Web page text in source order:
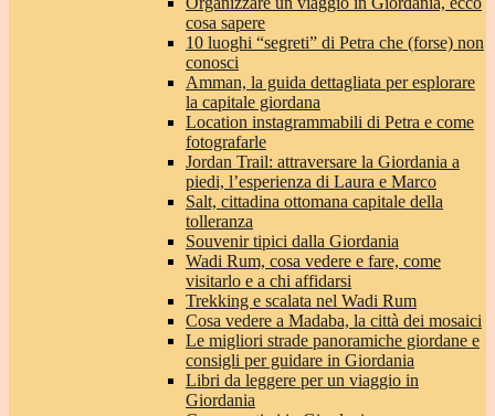
cosa sapere
10 luoghi “segreti” di Petra che (forse) non
conosci
Amman, la guida dettagliata per esplorare
la capitale giordana
Location instagrammabili di Petra e come
fotografarle
Jordan Trail: attraversare la Giordania a
piedi, l’esperienza di Laura e Marco
Salt, cittadina ottomana capitale della
tolleranza
Souvenir tipici dalla Giordania
Wadi Rum, cosa vedere e fare, come
visitarlo e a chi affidarsi
Trekking e scalata nel Wadi Rum
Cosa vedere a Madaba, la città dei mosaici
Le migliori strade panoramiche giordane e
consigli per guidare in Giordania
Libri da leggere per un viaggio in
Giordania